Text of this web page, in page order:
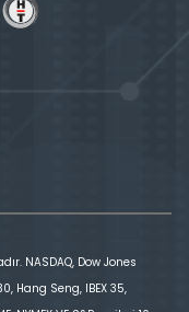
NASDAQ, Dow Jones
Hang Seng, IBEX 35,